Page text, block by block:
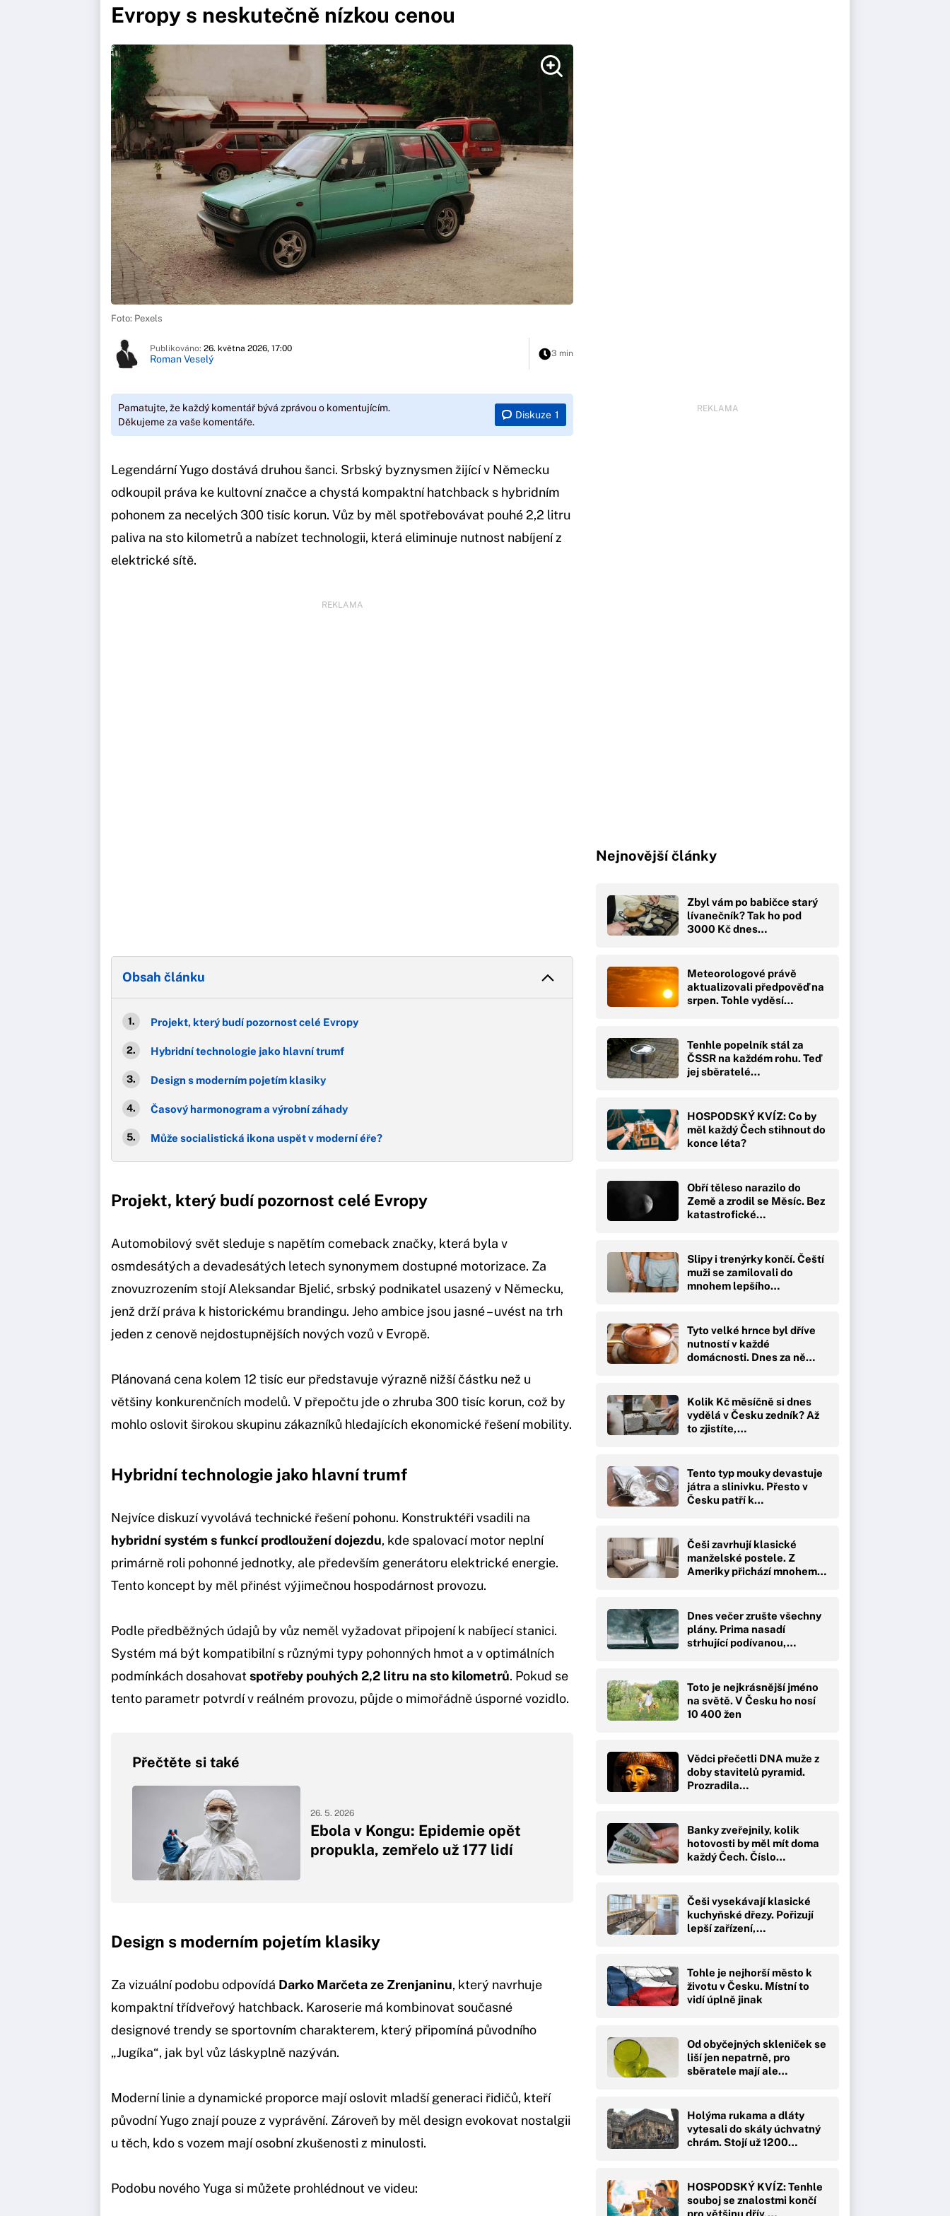
Evropy s neskutečně nízkou cenou
Foto: Pexels
Publikováno: 26. května 2026, 17:00
Roman Veselý 3 min
Pamatujte, že každý komentář bývá zprávou o komentujícím.
Děkujeme za vaše komentáře.
Diskuze 1
Legendární Yugo dostává druhou šanci. Srbský byznysmen žijící v Německu
odkoupil práva ke kultovní značce a chystá kompaktní hatchback s hybridním
pohonem za necelých 300 tisíc korun. Vůz by měl spotřebovávat pouhé 2,2 litru
paliva na sto kilometrů a nabízet technologii, která eliminuje nutnost nabíjení z
elektrické sítě.
REKLAMA
Obsah článku
Projekt, který budí pozornost celé Evropy
Hybridní technologie jako hlavní trumf
Design s moderním pojetím klasiky
Časový harmonogram a výrobní záhady
Může socialistická ikona uspět v moderní éře?
Projekt, který budí pozornost celé Evropy
Automobilový svět sleduje s napětím comeback značky, která byla v
osmdesátých a devadesátých letech synonymem dostupné motorizace. Za
znovuzrozením stojí Aleksandar Bjelić, srbský podnikatel usazený v Německu,
jenž drží práva k historickému brandingu. Jeho ambice jsou jasné – uvést na trh
jeden z cenově nejdostupnějších nových vozů v Evropě.
Plánovaná cena kolem 12 tisíc eur představuje výrazně nižší částku než u
většiny konkurenčních modelů. V přepočtu jde o zhruba 300 tisíc korun, což by
mohlo oslovit širokou skupinu zákazníků hledajících ekonomické řešení mobility.
Hybridní technologie jako hlavní trumf
Nejvíce diskuzí vyvolává technické řešení pohonu. Konstruktéři vsadili na
hybridní systém s funkcí prodloužení dojezdu, kde spalovací motor neplní
primárně roli pohonné jednotky, ale především generátoru elektrické energie.
Tento koncept by měl přinést výjimečnou hospodárnost provozu.
Podle předběžných údajů by vůz neměl vyžadovat připojení k nabíjecí stanici.
Systém má být kompatibilní s různými typy pohonných hmot a v optimálních
podmínkách dosahovatspotřeby pouhých 2,2 litru na sto kilometrů. Pokud se
tento parametr potvrdí v reálném provozu, půjde o mimořádně úsporné vozidlo.
Přečtěte si také
Ebola v Kongu: Epidemie opět
propukla, zemřelo už 177 lidí
26. 5. 2026
Design s moderním pojetím klasiky
Za vizuální podobu odpovídá Darko Marčeta ze Zrenjaninu, který navrhuje
kompaktní třídveřový hatchback. Karoserie má kombinovat současné
designové trendy se sportovním charakterem, který připomíná původního
„Jugíka“, jak byl vůz láskyplně nazýván.
Moderní linie a dynamické proporce mají oslovit mladší generaci řidičů, kteří
původní Yugo znají pouze z vyprávění. Zároveň by měl design evokovat nostalgii
u těch, kdo s vozem mají osobní zkušenosti z minulosti.
Podobu nového Yuga si můžete prohlédnout ve videu:
REKLAMA
Nejnovější články
Zbyl vám po babičce starý
lívanečník? Tak ho pod
3000 Kč dnes…
Meteorologové právě
aktualizovali předpověď na
srpen. Tohle vyděsí…
Tenhle popelník stál za
ČSSR na každém rohu. Teď
jej sběratelé…
HOSPODSKÝ KVÍZ: Co by
měl každý Čech stihnout do
konce léta?
Obří těleso narazilo do
Země a zrodil se Měsíc. Bez
katastrofické…
Slipy i trenýrky končí. Čeští
muži se zamilovali do
mnohem lepšího…
Tyto velké hrnce byl dříve
nutností v každé
domácnosti. Dnes za ně…
Kolik Kč měsíčně si dnes
vydělá v Česku zedník? Až
to zjistíte,…
Tento typ mouky devastuje
játra a slinivku. Přesto v
Česku patří k…
Češi zavrhují klasické
manželské postele. Z
Ameriky přichází mnohem…
Dnes večer zrušte všechny
plány. Prima nasadí
strhující podívanou,…
Toto je nejkrásnější jméno
na světě. V Česku ho nosí
10 400 žen
Vědci přečetli DNA muže z
doby stavitelů pyramid.
Prozradila…
Banky zveřejnily, kolik
hotovosti by měl mít doma
každý Čech. Číslo…
Češi vysekávají klasické
kuchyňské dřezy. Pořizují
lepší zařízení,…
Tohle je nejhorší město k
životu v Česku. Místní to
vidí úplně jinak
Od obyčejných skleniček se
liší jen nepatrně, pro
sběratele mají ale…
Holýma rukama a dláty
vytesali do skály úchvatný
chrám. Stojí už 1200…
HOSPODSKÝ KVÍZ: Tenhle
souboj se znalostmi končí
pro většinu dřív,…